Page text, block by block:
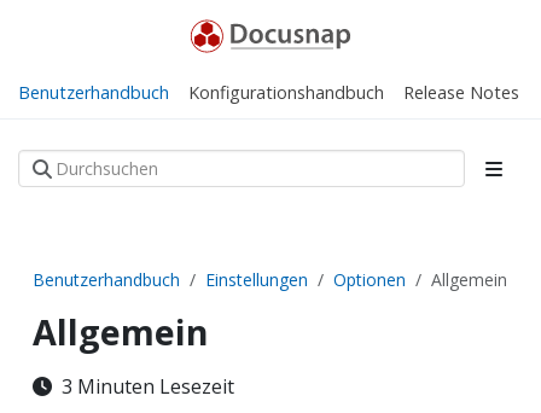
Benutzerhandbuch Konfigurationshandbuch Release Notes
Benutzerhandbuch Einstellungen Optionen Allgemein
Allgemein
3 Minuten Lesezeit